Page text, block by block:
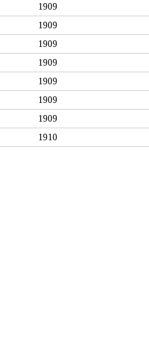
1909
1909
1909
1909
1909
1909
1909
1910